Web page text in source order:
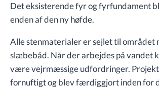
Det eksisterende fyr og fyrfundament
enden af den ny høfde.
Alle stenmaterialer er sejlet til området
slæbebåd. Når der arbejdes på vandet
være vejrmæssige udfordringer.
fornuftigt og blev færdiggjort inden for